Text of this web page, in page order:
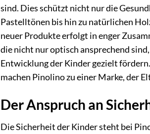
sind. Dies schützt nicht nur die
Pastelltönen bis hin zu natürlichen
neuer Produkte erfolgt in enger
die nicht nur optisch ansprechend
Entwicklung der Kinder gezielt
machen Pinolino zu einer Marke, der
Der Anspruch an
Die Sicherheit der Kinder steht bei